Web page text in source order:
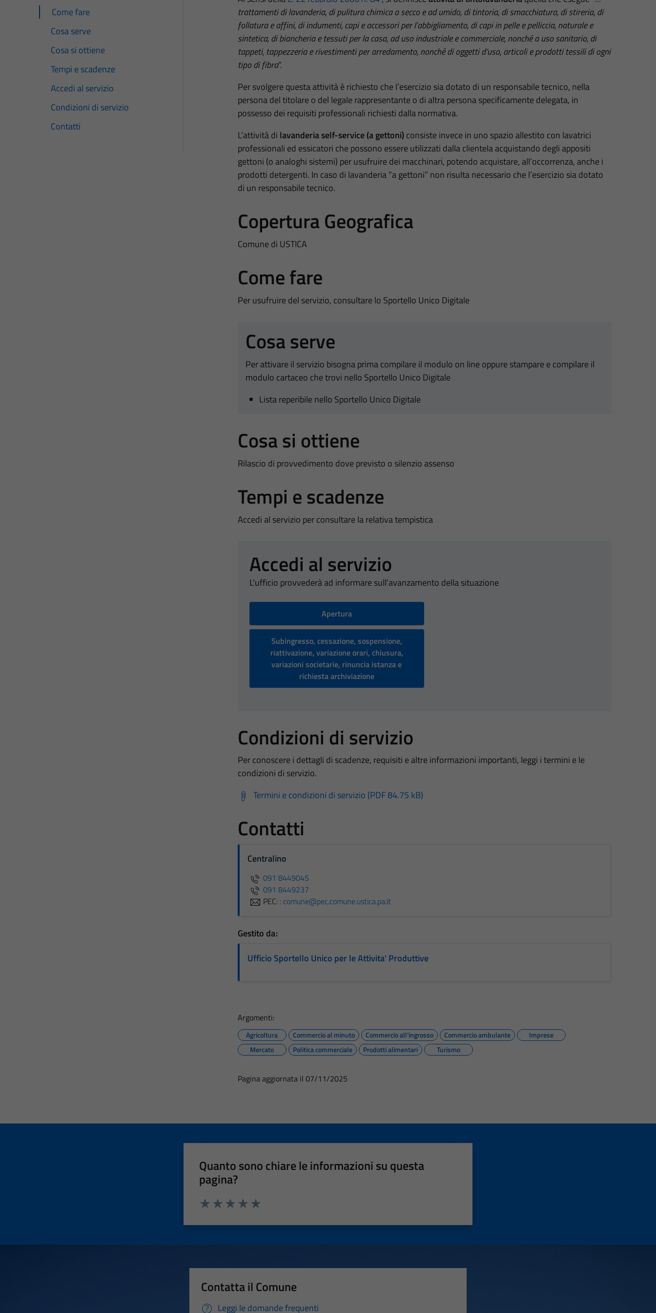
Come fare
Cosa serve
Cosa si ottiene
Tempi e scadenze
Accedi al servizio
Condizioni di servizio
Contatti
trattamenti di lavanderia, di pulitura chimica a secco e ad umido, di tintoria, di smacchiatura, di stireria, di
follatura e affini, di indumenti, capi e accessori per l’abbigliamento, di capi in pelle e pelliccia, naturale e
sintetica, di biancheria e tessuti per la casa, ad uso industriale e commerciale, nonché a uso sanitario, di
tappeti, tappezzeria e rivestimenti per arredamento, nonché di oggetti d’uso, articoli e prodotti tessili di ogni
tipo di fibra“.
Per svolgere questa attività è richiesto che l’esercizio sia dotato di un responsabile tecnico, nella
persona del titolare o del legale rappresentante o di altra persona specificamente delegata, in
possesso dei requisiti professionali richiesti dalla normativa.
L’attività di lavanderia self-service (a gettoni)consiste invece in uno spazio allestito con lavatrici
professionali ed essicatori che possono essere utilizzati dalla clientela acquistando degli appositi
gettoni (o analoghi sistemi) per usufruire dei macchinari, potendo acquistare, all’occorrenza, anche i
prodotti detergenti. In caso di lavanderia “a gettoni” non risulta necessario che l’esercizio sia dotato
di un responsabile tecnico.
Copertura Geografica
Comune di USTICA
Come fare
Per usufruire del servizio, consultare lo Sportello Unico Digitale
Cosa serve
Per attivare il servizio bisogna prima compilare il modulo on line oppure stampare e compilare il
modulo cartaceo che trovi nello Sportello Unico Digitale
Lista reperibile nello Sportello Unico Digitale
Cosa si ottiene
Rilascio di provvedimento dove previsto o silenzio assenso
Tempi e scadenze
Accedi al servizio per consultare la relativa tempistica
Accedi al servizio
L'ufficio provvederà ad informare sull'avanzamento della situazione
Apertura
Subingresso, cessazione, sospensione,
riattivazione, variazione orari, chiusura,
variazioni societarie, rinuncia istanza e
richiesta archiviazione
Condizioni di servizio
Per conoscere i dettagli di scadenze, requisiti e altre informazioni importanti, leggi i termini e le
condizioni di servizio.
Termini e condizioni di servizio (PDF 84.75 kB)
Contatti
Centralino
091 8449045
091 8449237
PEC: : comune@pec.comune.ustica.pa.it
Gestito da:
Ufficio Sportello Unico per le Attivita' Produttive
Argomenti:
Agricoltura Commercio al minuto Commercio all'ingrosso Commercio ambulante
Imprese
Mercato
Politica commerciale Prodotti alimentari Turismo
Pagina aggiornata il 07/11/2025
Quanto sono chiare le informazioni su questa
pagina?
Contatta il Comune
Leggi le domande frequenti